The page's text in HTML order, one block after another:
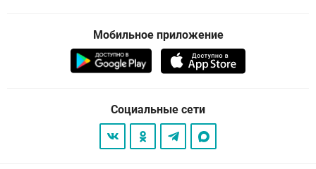
Мобильное приложение
Социальные сети